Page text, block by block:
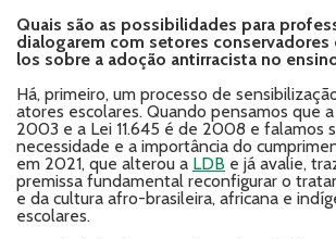
Quais são as possibilidades para
dialogarem com setores conservadores
los sobre a adoção antirracista no
Há, primeiro, um processo de
atores escolares. Quando pensamos que
2003 e a Lei 11.645 é de 2008 e falamos
necessidade e a importância do
em 2021, que alterou a LDB e já avalie,
premissa fundamental reconfigurar o
e da cultura afro-brasileira, africana e
escolares.